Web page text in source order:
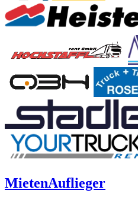
MietenAuflieger